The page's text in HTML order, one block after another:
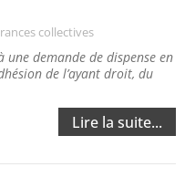
collectives
une demande de dispense en
de l’ayant droit, du
Lire la suite...